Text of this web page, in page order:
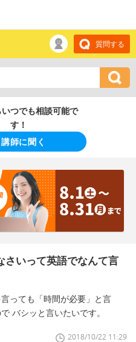
質問する
つでも相談可能で
す！
師に聞く
さいって英語でなんて言
っても「時間が必要」と言
バシッと言いたいです。
2018/10/22 11:29